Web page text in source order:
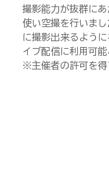
撮影能力が抜群に
使い空撮を行いま
に撮影出来るよう
イブ配信に利用可能
※主催者の許可を得